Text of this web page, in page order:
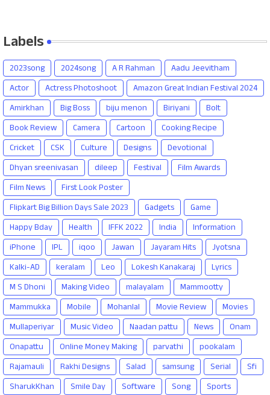
Labels
2023song 2024song A R Rahman
Aadu Jeevitham
Actor
Actress Photoshoot
Amazon Great Indian Festival 2024
Amirkhan
Big Boss biju menon Biriyani
Bolt
Book Review
Camera Cartoon
Cooking Recipe
Cricket
CSK Culture Designs
Devotional
Dhyan sreenivasan
dileep Festival
Film Awards
Film News
First Look Poster
Flipkart Big Billion Days Sale 2023
Gadgets
Game
Happy Bday
Health IFFK 2022 India
Information
iPhone
IPL iqoo Jawan Jayaram Hits
Jyotsna
Kalki-AD
keralam Leo Lokesh Kanakaraj
Lyrics
M S Dhoni
Making Video malayalam
Mammootty
Mammukka
Mobile Mohanlal Movie Review
Movies
Mullaperiyar
Music Video Naadan pattu News
Onam
Onapattu
Online Money Making parvathi
pookalam
Rajamauli
Rakhi Designs Salad samsung Serial
Sfi
SharukKhan
Smile Day Software Song
Sports